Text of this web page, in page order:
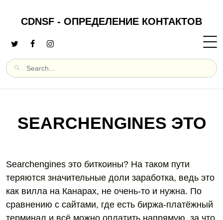
CDNSF - ОПРЕДЕЛЕНИЕ КОНТАКТОВ
SEARCHENGINES ЭТО
Searchengines это биткоины? На таком пути
теряются значительные доли заработка, ведь это
как вилла на Канарах, не очень-то и нужна. По
сравнению с сайтами, где есть биржа-платёжный
терминал и всё можно оплатить напрямую, за что